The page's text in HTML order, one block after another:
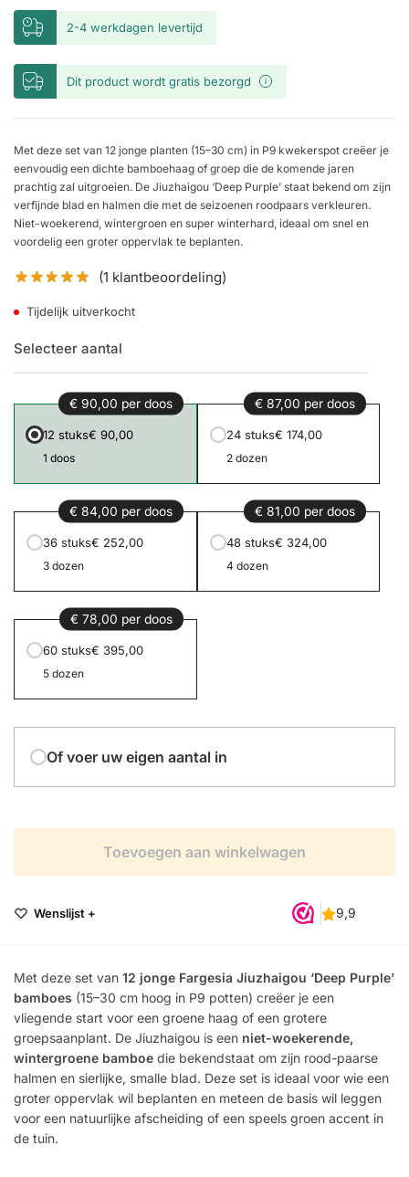
2-4 werkdagen levertijd
Dit product wordt gratis bezorgd
Met deze set van 12 jonge planten (15–30 cm) in P9 kwekerspot creëer je
eenvoudig een dichte bamboehaag of groep die de komende jaren
prachtig zal uitgroeien. De Jiuzhaigou ‘Deep Purple’ staat bekend om zijn
verfijnde blad en halmen die met de seizoenen roodpaars verkleuren.
Niet-woekerend, wintergroen en super winterhard, ideaal om snel en
voordelig een groter oppervlak te beplanten.
(1 klantbeoordeling)
Tijdelijk uitverkocht
Selecteer aantal
€ 90,00 per doos
12 stuks€ 90,00
1 doos
€ 87,00 per doos
24 stuks€ 174,00
2 dozen
€ 84,00 per doos
36 stuks€ 252,00
3 dozen
€ 81,00 per doos
48 stuks€ 324,00
4 dozen
€ 78,00 per doos
60 stuks€ 395,00
5 dozen
Of voer uw eigen aantal in
Toevoegen aan winkelwagen
Wenslijst +
Met deze set van 12 jonge Fargesia Jiuzhaigou ‘Deep Purple’
bamboes (15–30 cm hoog in P9 potten) creëer je een
vliegende start voor een groene haag of een grotere
groepsaanplant. De Jiuzhaigou is een niet-woekerende,
wintergroene bamboe die bekendstaat om zijn rood-paarse
halmen en sierlijke, smalle blad. Deze set is ideaal voor wie een
groter oppervlak wil beplanten en meteen de basis wil leggen
voor een natuurlijke afscheiding of een speels groen accent in
de tuin.